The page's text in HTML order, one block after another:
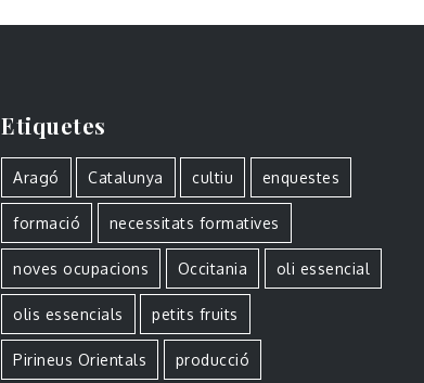
Etiquetes
Aragó Catalunya cultiu enquestes
formació necessitats formatives
noves ocupacions Occitania oli essencial
olis essencials petits fruits
Pirineus Orientals producció